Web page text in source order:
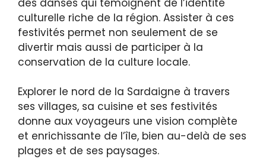
des danses qui témoignent de l’identité
culturelle riche de la région. Assister à ces
festivités permet non seulement de se
divertir mais aussi de participer à la
conservation de la culture locale.
Explorer le nord de la Sardaigne à travers
ses villages, sa cuisine et ses festivités
donne aux voyageurs une vision complète
et enrichissante de l’île, bien au-delà de ses
plages et de ses paysages.